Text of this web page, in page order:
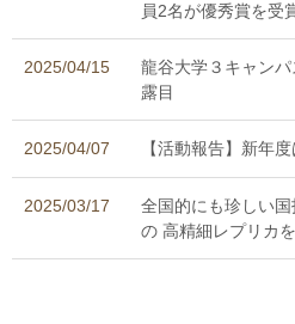
員2名が優秀賞を受
2025/04/15
龍谷大学３キャン
露目
2025/04/07 【活動報告】新年
2025/03/17
全国的にも珍しい国
の 高精細レプリカ